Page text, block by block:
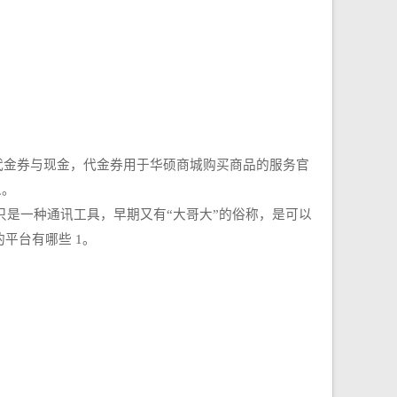
券与现金，代金券用于华硕商城购买商品的服务官
一种通讯工具，早期又有“大哥大”的俗称，是可以
台有哪些 1。